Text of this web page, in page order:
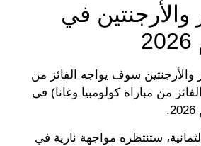
في
والأرجنتين سوف يواجه الفائز من
من مباراة كولومبيا وغانا) في
ستنتظره مواجهة نارية في